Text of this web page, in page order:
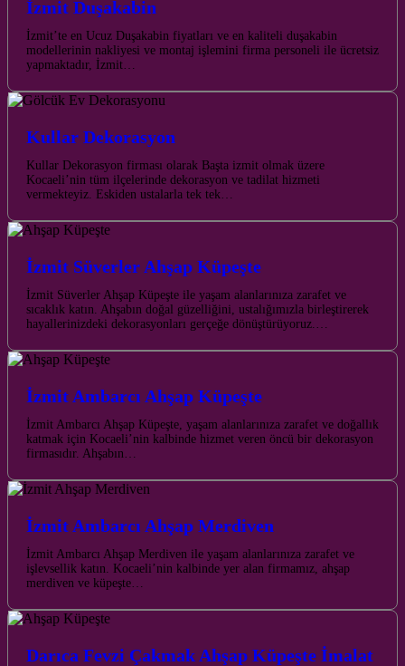
İzmit Duşakabin
İzmit’te en Ucuz Duşakabin fiyatları ve en kaliteli duşakabin
modellerinin nakliyesi ve montaj işlemini firma personeli ile ücretsiz
yapmaktadır, İzmit…
Kullar Dekorasyon
Kullar Dekorasyon firması olarak Başta izmit olmak üzere
Kocaeli’nin tüm ilçelerinde dekorasyon ve tadilat hizmeti
vermekteyiz. Eskiden ustalarla tek tek…
İzmit Süverler Ahşap Küpeşte
İzmit Süverler Ahşap Küpeşte ile yaşam alanlarınıza zarafet ve
sıcaklık katın. Ahşabın doğal güzelliğini, ustalığımızla birleştirerek
hayallerinizdeki dekorasyonları gerçeğe dönüştürüyoruz.…
İzmit Ambarcı Ahşap Küpeşte
İzmit Ambarcı Ahşap Küpeşte, yaşam alanlarınıza zarafet ve doğallık
katmak için Kocaeli’nin kalbinde hizmet veren öncü bir dekorasyon
firmasıdır. Ahşabın…
İzmit Ambarcı Ahşap Merdiven
İzmit Ambarcı Ahşap Merdiven ile yaşam alanlarınıza zarafet ve
işlevsellik katın. Kocaeli’nin kalbinde yer alan firmamız, ahşap
merdiven ve küpeşte…
Darıca Fevzi Çakmak Ahşap Küpeşte İmalat